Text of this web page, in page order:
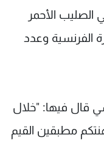
الأحمر
الفرنسية وعدد
قال فيها: "خلال
مطبقين القيم